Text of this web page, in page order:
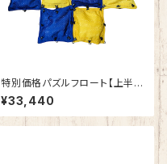
特別価格パズルフロート【上半身
リラックスセット】9個
¥33,440